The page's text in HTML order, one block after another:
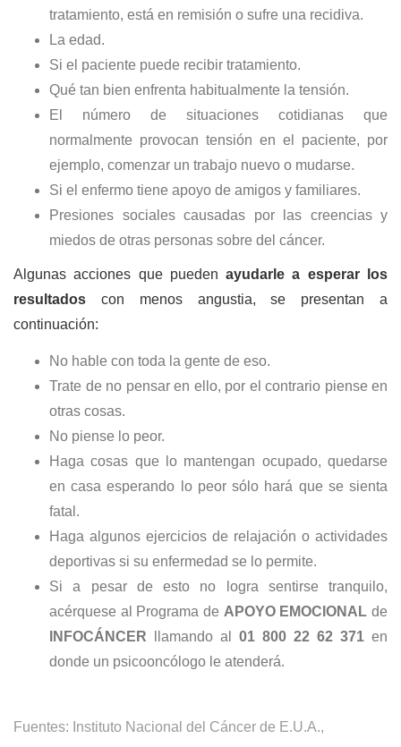
tratamiento, está en remisión o sufre una recidiva.
La edad.
Si el paciente puede recibir tratamiento.
Qué tan bien enfrenta habitualmente la tensión.
El número de situaciones cotidianas que
normalmente provocan tensión en el paciente, por
ejemplo, comenzar un trabajo nuevo o mudarse.
Si el enfermo tiene apoyo de amigos y familiares.
Presiones sociales causadas por las creencias y
miedos de otras personas sobre del cáncer.
Algunas acciones que puedenayudarle a esperar los
resultados con menos angustia, se presentan a
continuación:
No hable con toda la gente de eso.
Trate de no pensar en ello, por el contrario piense en
otras cosas.
No piense lo peor.
Haga cosas que lo mantengan ocupado, quedarse
en casa esperando lo peor sólo hará que se sienta
fatal.
Haga algunos ejercicios de relajación o actividades
deportivas si su enfermedad se lo permite.
Si a pesar de esto no logra sentirse tranquilo,
acérquese al Programa de APOYO EMOCIONAL de
INFOCÁNCER llamando al 01 800 22 62 371 en
donde un psicooncólogo le atenderá.
Fuentes: Instituto Nacional del Cáncer de E.U.A.,